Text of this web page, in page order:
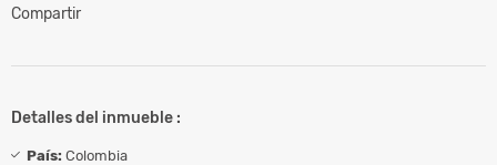
Compartir
Detalles del inmueble :
País: Colombia